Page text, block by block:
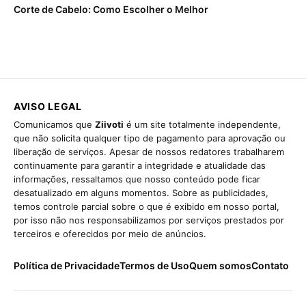
Corte de Cabelo: Como Escolher o Melhor
AVISO LEGAL
Comunicamos que Ziivoti é um site totalmente independente,
que não solicita qualquer tipo de pagamento para aprovação ou
liberação de serviços. Apesar de nossos redatores trabalharem
continuamente para garantir a integridade e atualidade das
informações, ressaltamos que nosso conteúdo pode ficar
desatualizado em alguns momentos. Sobre as publicidades,
temos controle parcial sobre o que é exibido em nosso portal,
por isso não nos responsabilizamos por serviços prestados por
terceiros e oferecidos por meio de anúncios.
Política de PrivacidadeTermos de UsoQuem somosContato